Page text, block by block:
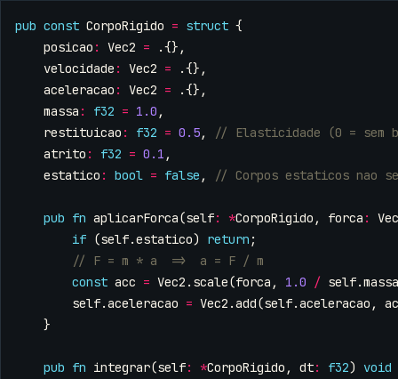
pub const CorpoRigido = struct {
posicao : Vec2 =
.{},
velocidade : Vec2 =
.{},
aceleracao : Vec2 =
.{},
massa : f32 = 1.0 ,
restituicao : f32 = 0.5,
atrito : f32 = 0.1 ,
estatico : bool = false ,
pub fn aplicarForca(self: *CorpoRigido , forca :
if (self.estatico) return ;
const acc = Vec2 . scale(forca , 1.0 / self.massa
self.aceleracao = Vec2 .add(self.aceleracao ,
}
pub fn integrar(self: *CorpoRigido , dt: f32)
void